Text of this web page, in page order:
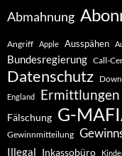
Abmahnung
Angriff Apple Ausspähen
Bundesregierung Call-
Datenschutz
England Ermittlungen
Fälschung G-
Gewinnmitteilung
Illegal Inkassobüro